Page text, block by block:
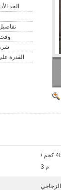
الحد
وقت
القدرة
10 ، 12 ، 16 ، 20 ، 24 ، 28 ، 32 ، 48 كجم /
م 3